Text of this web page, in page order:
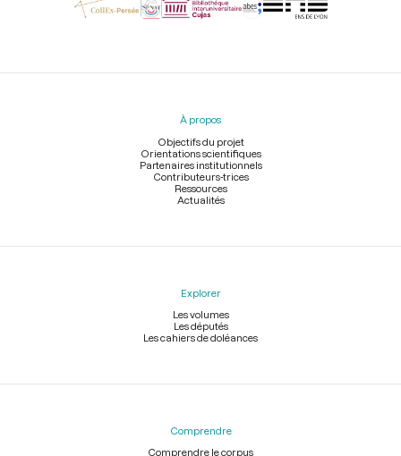
Menu
À propos
Objectifs du projet
Orientations scientifiques
Partenaires institutionnels
Contributeurs-trices
Ressources
Actualités
Explorer
Les volumes
Les députés
Les cahiers de doléances
Comprendre
Comprendre le corpus